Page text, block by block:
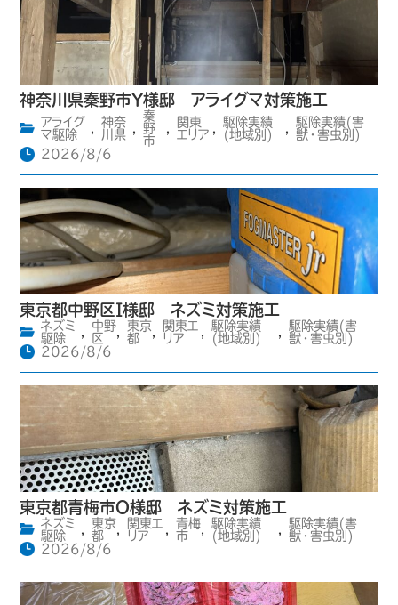
神奈川県秦野市Y様邸 アライグマ対策施工
アライグ
マ駆除
,
神奈
川県 ,
秦
野
市
,
関東
エリア ,
駆除実績
(地域別)
,
駆除実績(害
獣・害虫別)
2026/8/6
東京都中野区I様邸 ネズミ対策施工
ネズミ
駆除
,
中野
区
,
東京
都
,
関東エ
リア
,
駆除実績
(地域別)
,
駆除実績(害
獣・害虫別)
2026/8/6
東京都青梅市O様邸 ネズミ対策施工
ネズミ
駆除
東京
都
関東エ
リア
青梅
市
駆除実績
(地域別)
駆除実績(害
獣・害虫別)
2026/8/6